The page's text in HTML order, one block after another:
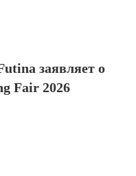
заявляет о
Fair 2026